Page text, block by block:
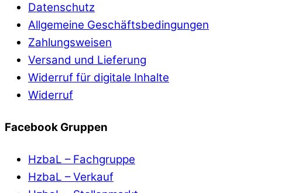
Datenschutz
Allgemeine Geschäftsbedingungen
Zahlungsweisen
Versand und Lieferung
Widerruf für digitale Inhalte
Widerruf
Facebook Gruppen
HzbaL – Fachgruppe
HzbaL – Verkauf